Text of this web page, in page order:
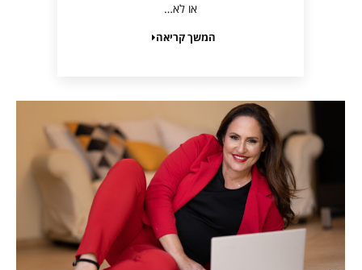
או לא…
המשך קריאה